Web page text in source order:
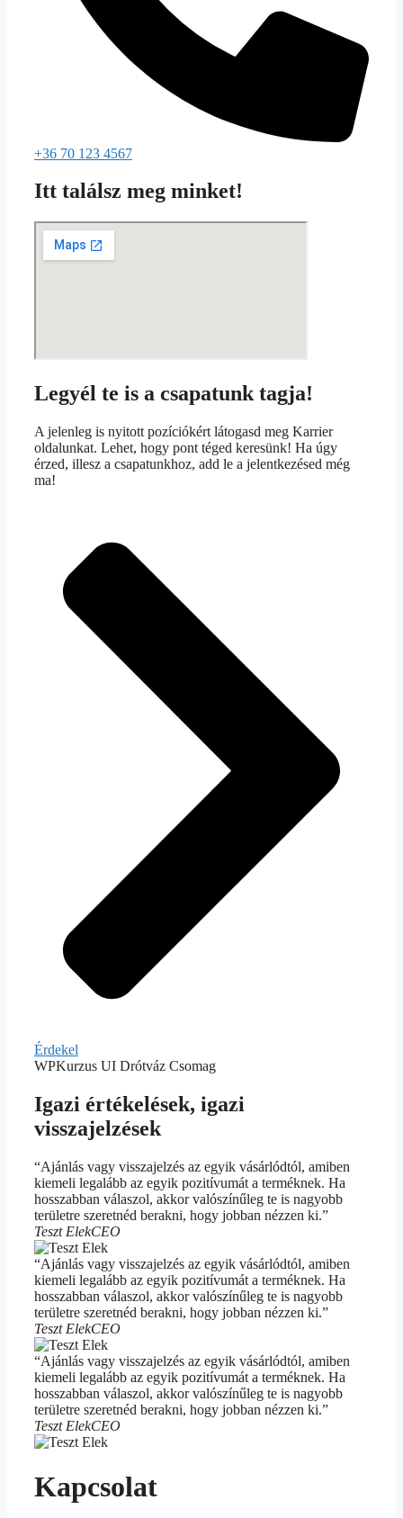
+36 70 123 4567
Itt találsz meg minket!
Legyél te is a csapatunk tagja!
A jelenleg is nyitott pozíciókért látogasd meg Karrier
oldalunkat. Lehet, hogy pont téged keresünk! Ha úgy
érzed, illesz a csapatunkhoz, add le a jelentkezésed még
ma!
Érdekel
WPKurzus UI Drótváz Csomag
Igazi értékelések, igazi
visszajelzések
“Ajánlás vagy visszajelzés az egyik vásárlódtól, amiben
kiemeli legalább az egyik pozitívumát a terméknek. Ha
hosszabban válaszol, akkor valószínűleg te is nagyobb
területre szeretnéd berakni, hogy jobban nézzen ki.”
Teszt ElekCEO
“Ajánlás vagy visszajelzés az egyik vásárlódtól, amiben
kiemeli legalább az egyik pozitívumát a terméknek. Ha
hosszabban válaszol, akkor valószínűleg te is nagyobb
területre szeretnéd berakni, hogy jobban nézzen ki.”
Teszt ElekCEO
“Ajánlás vagy visszajelzés az egyik vásárlódtól, amiben
kiemeli legalább az egyik pozitívumát a terméknek. Ha
hosszabban válaszol, akkor valószínűleg te is nagyobb
területre szeretnéd berakni, hogy jobban nézzen ki.”
Teszt ElekCEO
Kapcsolat